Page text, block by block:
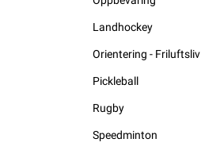
Landhockey
Orientering - Friluftsliv
Pickleball
Rugby
Speedminton